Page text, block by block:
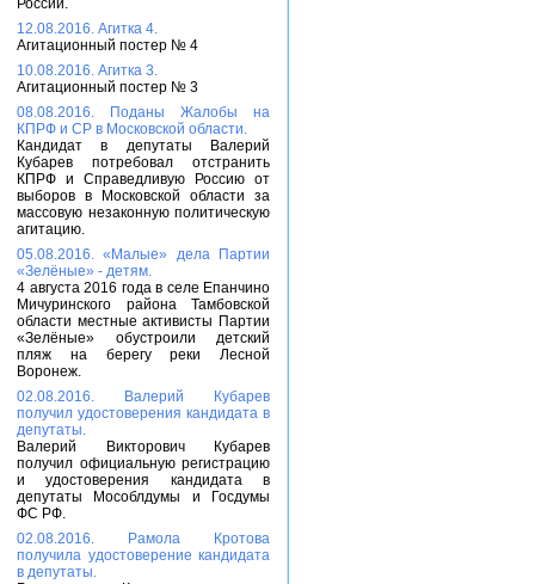
России.
12.08.2016. Агитка 4.
Агитационный постер № 4
10.08.2016. Агитка 3.
Агитационный постер № 3
08.08.2016. Поданы Жалобы на
КПРФ и СР в Московской области.
Кандидат в депутаты Валерий
Кубарев потребовал отстранить
КПРФ и Справедливую Россию от
выборов в Московской области за
массовую незаконную политическую
агитацию.
05.08.2016. «Малые» дела Партии
«Зелёные» - детям.
4 августа 2016 года в селе Епанчино
Мичуринского района Тамбовской
области местные активисты Партии
«Зелёные» обустроили детский
пляж на берегу реки Лесной
Воронеж.
02.08.2016. Валерий Кубарев
получил удостоверения кандидата в
депутаты.
Валерий Викторович Кубарев
получил официальную регистрацию
и удостоверения кандидата в
депутаты Мособлдумы и Госдумы
ФС РФ.
02.08.2016. Рамола Кротова
получила удостоверение кандидата
в депутаты.